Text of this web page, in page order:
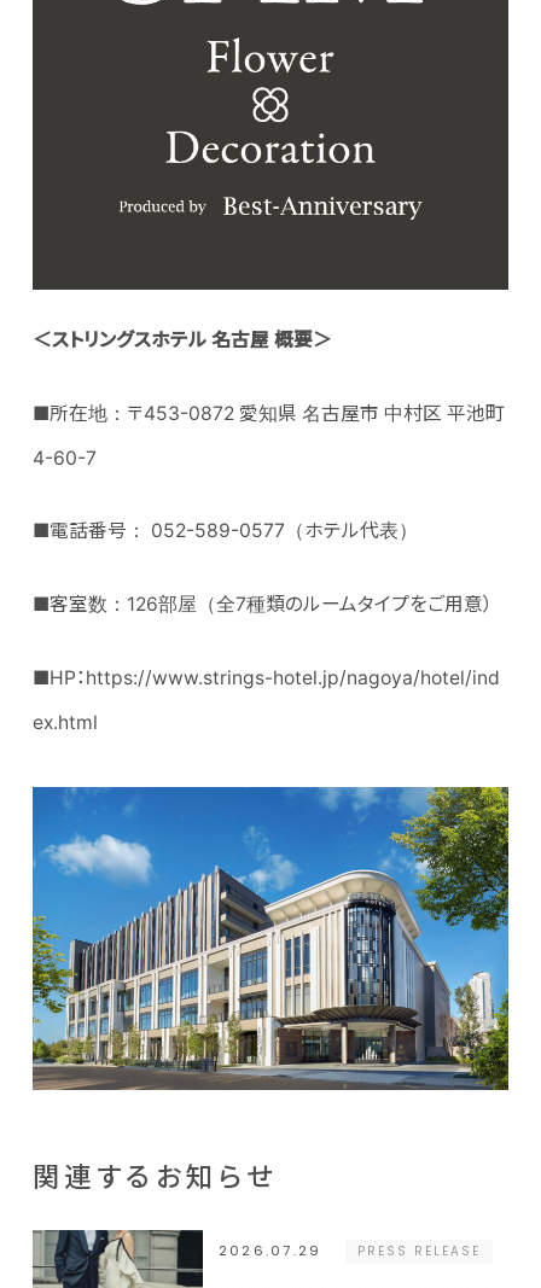
＜ストリングスホテル 名古屋 概要＞
■所在地：〒453-0872 愛知県 名古屋市 中村区 平池町
4-60-7
■電話番号： 052-589-0577（ホテル代表）
■客室数：126部屋（全7種類のルームタイプをご用意）
■HP：https://www.strings-hotel.jp/nagoya/hotel/ind
ex.html
関連するお知らせ
2026.07.29 PRESS RELEASE